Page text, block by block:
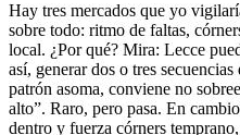
Hay tres mercados que yo
sobre todo: ritmo de faltas,
local. ¿Por qué? Mira: Lecce
así, generar dos o tres
patrón asoma, conviene no
alto”. Raro, pero pasa. En
dentro y fuerza córners